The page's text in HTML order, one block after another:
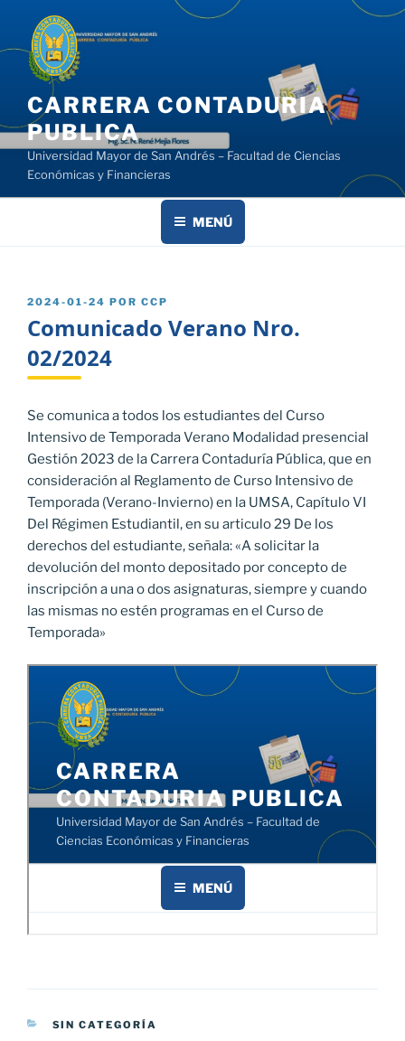
contenido
CARRERA CONTADURIA
PUBLICA
Universidad Mayor de San Andrés – Facultad de Ciencias
Económicas y Financieras
MENÚ
PUBLICADO
2024-01-24 POR CCP
Comunicado Verano Nro.
02/2024
Se comunica a todos los estudiantes del Curso
Intensivo de Temporada Verano Modalidad presencial
Gestión 2023 de la Carrera Contaduría Pública, que en
consideración al Reglamento de Curso Intensivo de
Temporada (Verano-Invierno) en la UMSA, Capítulo VI
Del Régimen Estudiantil, en su articulo 29 De los
derechos del estudiante, señala: «A solicitar la
devolución del monto depositado por concepto de
inscripción a una o dos asignaturas, siempre y cuando
las mismas no estén programas en el Curso de
Temporada»
CATEGORÍAS
SIN CATEGORÍA